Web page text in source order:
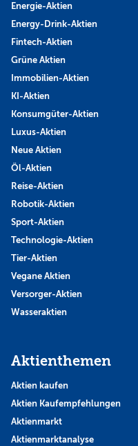
Energie-Aktien
Energy-Drink-Aktien
Fintech-Aktien
Grüne Aktien
Immobilien-Aktien
KI-Aktien
Konsumgüter-Aktien
Luxus-Aktien
Neue Aktien
Öl-Aktien
Reise-Aktien
Robotik-Aktien
Sport-Aktien
Technologie-Aktien
Tier-Aktien
Vegane Aktien
Versorger-Aktien
Wasseraktien
Aktienthemen
Aktien kaufen
Aktien Kaufempfehlungen
Aktienmarkt
Aktienmarktanalyse